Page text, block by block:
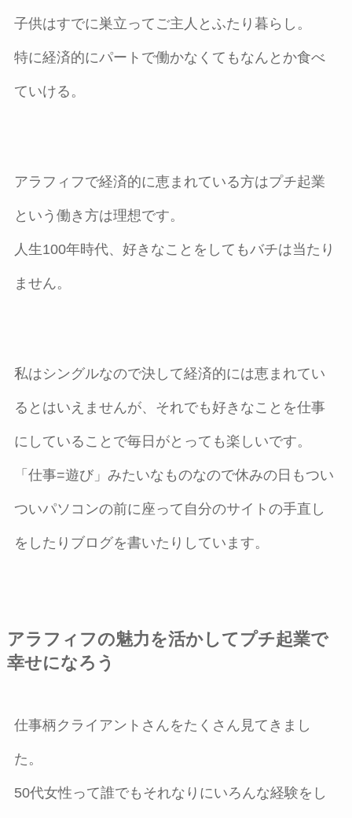
子供はすでに巣立ってご主人とふたり暮らし。
特に経済的にパートで働かなくてもなんとか食べ
ていける。
アラフィフで経済的に恵まれている方はプチ起業
という働き方は理想です。
人生100年時代、好きなことをしてもバチは当たり
ません。
私はシングルなので決して経済的には恵まれてい
るとはいえませんが、それでも好きなことを仕事
にしていることで毎日がとっても楽しいです。
「仕事=遊び」みたいなものなので休みの日もつい
ついパソコンの前に座って自分のサイトの手直し
をしたりブログを書いたりしています。
アラフィフの魅力を活かしてプチ起業で
幸せになろう
仕事柄クライアントさんをたくさん見てきまし
た。
50代女性って誰でもそれなりにいろんな経験をし